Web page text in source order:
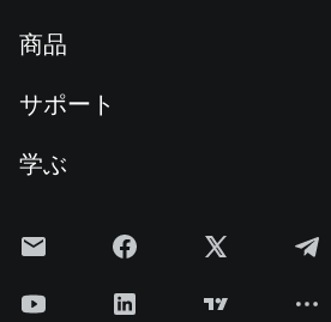
ニュースルーム
F1 Oracle Red Bull Racing 公式スポンサー
クッキーポリシー
商品
現物取引
投資センター
サポート
手数料
学ぶ
Gateニュース